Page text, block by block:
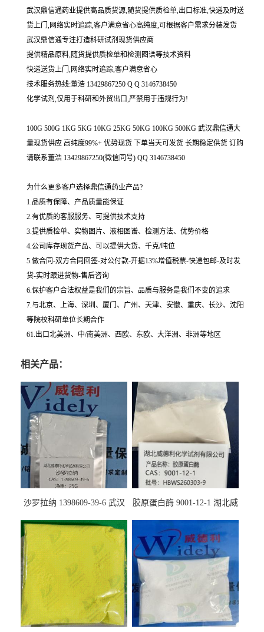
武汉鼎信通药业提供高品质货源,随货提供质检单,出口标准,快递及时送
货上门,网络实时追踪,客户满意省心高纯度,可根据客户需求分装发货
武汉鼎信通专注打造科研试剂现货供应商
提供精品原料,随货提供质检单和检测图谱等技术资料
快递送货上门,网络实时追踪,客户满意省心
技术服务热线:董浩 13429867250 Q Q 3146738450
化学试剂,仅用于科研和外贸出口,严禁用于违规行为!
100G 500G 1KG 5KG 10KG 25KG 50KG 100KG 500KG 武汉鼎信通大
量现货供应 高纯度99%+ 优势现货 下单当天可发货 长期稳定供货 订购
请联系董浩 13429867250(微信同号) QQ 3146738450
为什么更多客户选择鼎信通药业产品?
1.品质有保障、产品质量能保证
2.有优质的客服服务、可提供技术支持
3.提供质检单、实物图片、液相图谱、检测方法、优势价格
4.公司库存现货产品、可以提供大货、千克/吨位
5.做合同-双方合同回签-对公付款-开据13%增值税票-快递包邮-及时发
货-实时跟进货物-售后咨询
6.保护客户合法权益是我们的宗旨、品质与服务是我们不变的追求
7.与北京、上海、深圳、厦门、广州、天津、安徽、重庆、长沙、沈阳
等院校科研单位长期合作
61.出口北美洲、中/南美洲、西欧、东欧、大洋洲、非洲等地区
相关产品：
沙罗拉纳 1398609-39-6 武汉
胶原蛋白酶 9001-12-1 湖北威